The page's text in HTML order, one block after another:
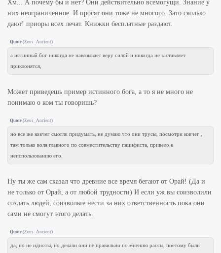
Хм... А почему бы и нет? Они действительно всемогущи. Знание у
них неограниченное. И просят они тоже не многого. Зато сколько
дают! приоры всех лечат. Книжки бесплатные раздают.
Quote (Zeus_Ancient)
а истинный бог никогда не навязывает веру силой и никогда не заставляет
приклонятся,
Может приведешь пример истинного бога, а то я не много не
понимаю о ком ты говоришь?
Quote (Zeus_Ancient)
но все же ковчег смогли придумать, не думаю что они трусы, посмотри ковчег ,
там только воля главного по совместительству пацифиста, привело к
неиспользованию его.
Ну ты же сам сказал что древние все время бегают от Орай! (Да и
не только от Орай, а от любой трудности) И если уж вы соизволили
создать людей, соизвольте нести за них ответственность пока они
сами не смогут этого делать.
Quote (Zeus_Ancient)
да, но не идиоты, но делали они не правильно по мнению рассы, поетому были